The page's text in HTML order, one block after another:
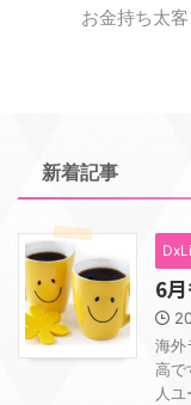
お金持ち太
新着記事
6
海外
高で
人